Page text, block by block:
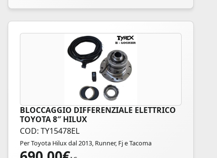
BLOCCAGGIO DIFFERENZIALE ELETTRICO
TOYOTA 8″ HILUX
COD: TY15478EL
Per Toyota Hilux dal 2013, Runner, Fj e Tacoma